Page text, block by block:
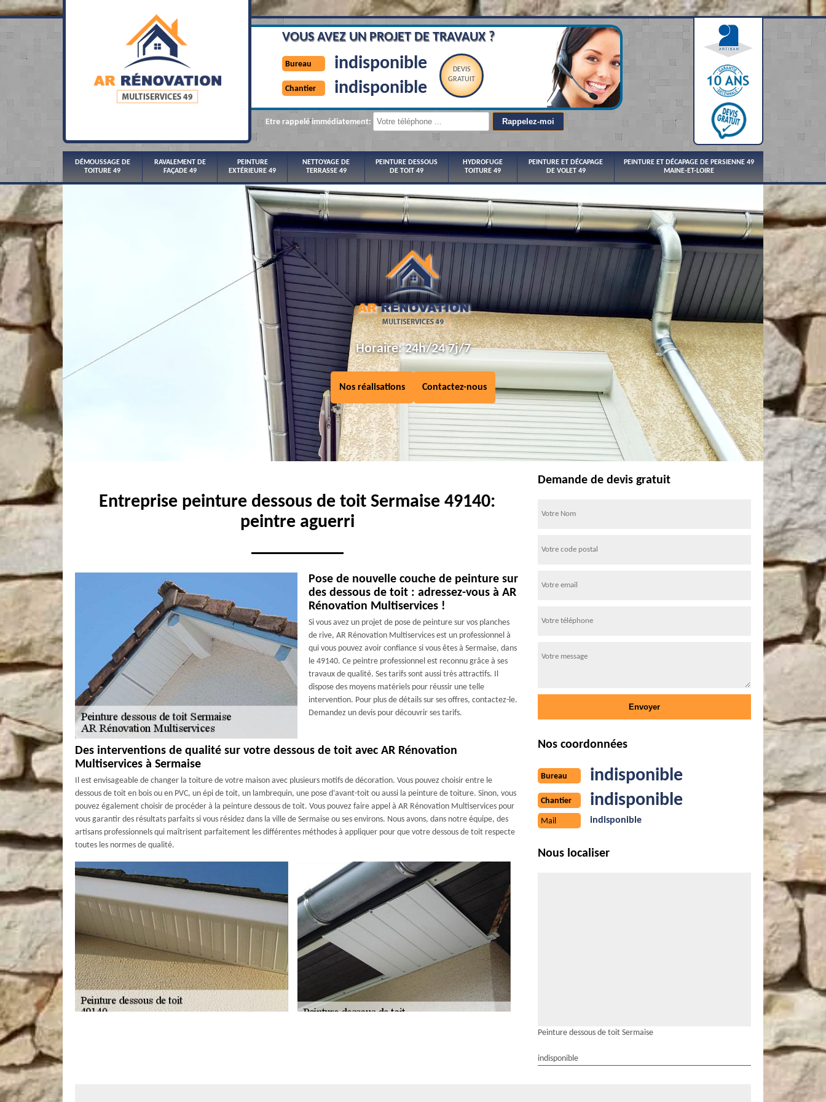
VOUS AVEZ UN PROJET DE TRAVAUX ?
Bureau indisponible
Chantier indisponible
DEVIS
GRATUIT
Etre rappelé immédiatement:
DÉMOUSSAGE DE
TOITURE 49
RAVALEMENT DE
FAÇADE 49
PEINTURE
EXTÉRIEURE 49
NETTOYAGE DE
TERRASSE 49
PEINTURE DESSOUS
DE TOIT 49
HYDROFUGE
TOITURE 49
PEINTURE ET DÉCAPAGE
DE VOLET 49
PEINTURE ET DÉCAPAGE DE PERSIENNE 49
MAINE-ET-LOIRE
Horaire: 24h/24 7j/7
Nos réalisations Contactez-nous
Entreprise peinture dessous de toit Sermaise 49140:
peintre aguerri
Pose de nouvelle couche de peinture sur
des dessous de toit : adressez-vous à AR
Rénovation Multiservices !
Si vous avez un projet de pose de peinture sur vos planches
de rive, AR Rénovation Multiservices est un professionnel à
qui vous pouvez avoir confiance si vous êtes à Sermaise, dans
le 49140. Ce peintre professionnel est reconnu grâce à ses
travaux de qualité. Ses tarifs sont aussi très attractifs. Il
dispose des moyens matériels pour réussir une telle
intervention. Pour plus de détails sur ses offres, contactez-le.
Demandez un devis pour découvrir ses tarifs.
Des interventions de qualité sur votre dessous de toit avec AR Rénovation
Multiservices à Sermaise
Il est envisageable de changer la toiture de votre maison avec plusieurs motifs de décoration. Vous pouvez choisir entre le
dessous de toit en bois ou en PVC, un épi de toit, un lambrequin, une pose d’avant-toit ou aussi la peinture de toiture. Sinon, vous
pouvez également choisir de procéder à la peinture dessous de toit. Vous pouvez faire appel à AR Rénovation Multiservices pour
vous garantir des résultats parfaits si vous résidez dans la ville de Sermaise ou ses environs. Nous avons, dans notre équipe, des
artisans professionnels qui maîtrisent parfaitement les différentes méthodes à appliquer pour que votre dessous de toit respecte
toutes les normes de qualité.
Demande de devis gratuit
Nos coordonnées
Bureau indisponible
Chantier indisponible
Mail indisponible
Nous localiser
Peinture dessous de toit Sermaise
indisponible